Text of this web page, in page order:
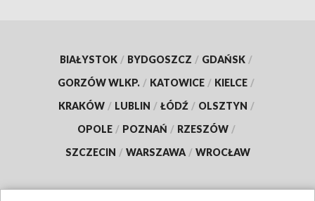
BIAŁYSTOK / BYDGOSZCZ / GDAŃSK /
GORZÓW WLKP. / KATOWICE / KIELCE /
KRAKÓW / LUBLIN / ŁÓDŹ / OLSZTYN /
OPOLE / POZNAŃ / RZESZÓW /
SZCZECIN / WARSZAWA / WROCŁAW